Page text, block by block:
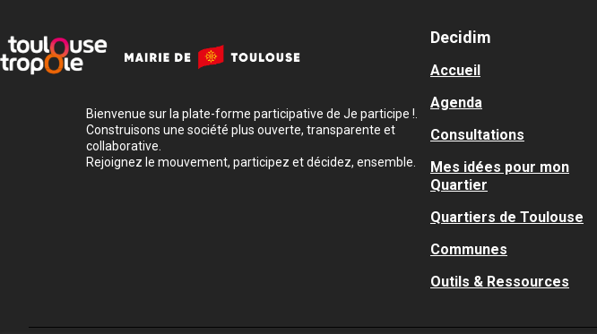
Bienvenue sur la plate-forme participative de Je participe !.
Construisons une société plus ouverte, transparente et
collaborative.
Rejoignez le mouvement, participez et décidez, ensemble.
Decidim
Accueil
Agenda
Consultations
Mes idées pour mon
Quartier
Quartiers de Toulouse
Communes
Outils & Ressources